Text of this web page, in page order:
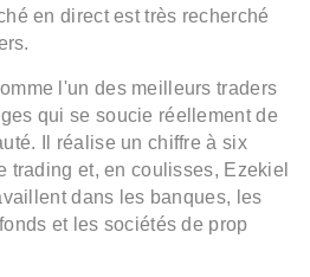
en direct est très recherché
l'un des meilleurs traders
qui se soucie réellement de
Il réalise un chiffre à six
trading et, en coulisses, Ezekiel
dans les banques, les
et les sociétés de prop